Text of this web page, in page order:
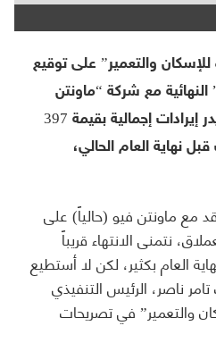
والتعمير” على توقيع
مع شركة “ماونتن
فيو”، والذي يتوقَّع له أن يدر إيرادات إجمالية بقيمة 397
نهاية العام الحالي،
مع ماونتن فيو (حالياً) على
نتمنى الانتهاء قريباً
العام بكثير، لكن لا أستطيع
ناصر، الرئيس التنفيذي
والتعمير” في تصريحات